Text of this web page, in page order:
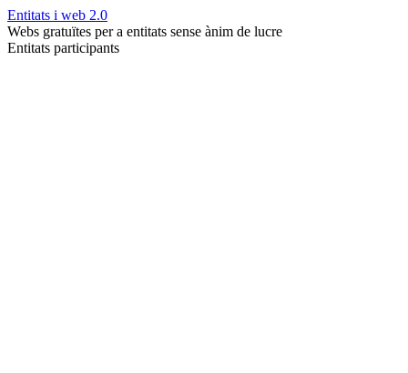
Entitats i web 2.0
Webs gratuïtes per a entitats sense ànim de lucre
Entitats participants